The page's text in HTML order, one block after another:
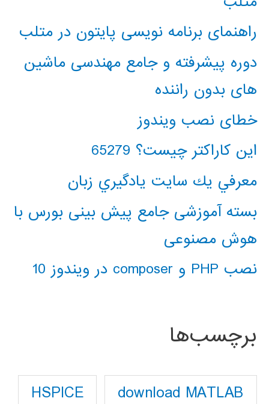
راهنمای برنامه نویسی پایتون در متلب
دوره پیشرفته و جامع مهندسی ماشین
های بدون راننده
خطای نصب ویندوز
این کاراکتر چیست؟ 65279
معرفي يك سايت يادگيري زبان
بسته آموزشی جامع پیش بینی بورس با
هوش مصنوعی
نصب PHP و composer در ویندوز 10
برچسب‌ها
download MATLAB
HSPICE